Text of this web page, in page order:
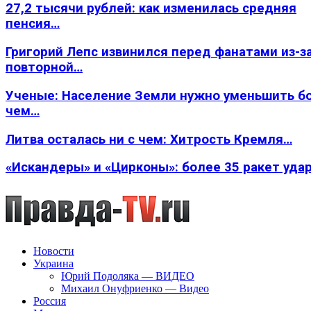
27,2 тысячи рублей: как изменилась средняя
пенсия…
Григорий Лепс извинился перед фанатами из-
повторной…
Ученые: Население Земли нужно уменьшить
чем…
Литва осталась ни с чем: Хитрость Кремля…
«Искандеры» и «Цирконы»: более 35 ракет
Новости
Украина
Юрий Подоляка — ВИДЕО
Михаил Онуфриенко — Видео
Россия